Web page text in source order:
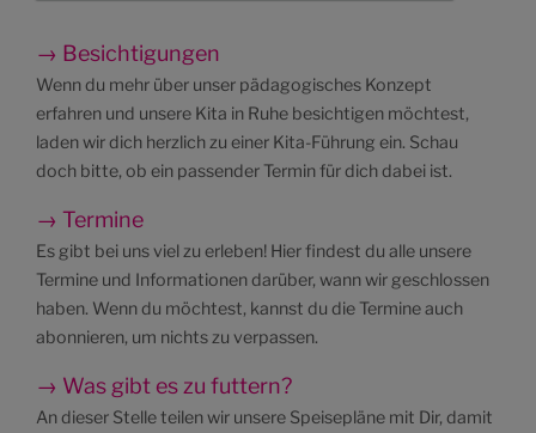
→ Besichtigungen
Wenn du mehr über unser pädagogisches Konzept
erfahren und unsere Kita in Ruhe besichtigen möchtest,
laden wir dich herzlich zu einer Kita-Führung ein. Schau
doch bitte, ob ein passender Termin für dich dabei ist.
→ Termine
Es gibt bei uns viel zu erleben! Hier findest du alle unsere
Termine und Informationen darüber, wann wir geschlossen
haben. Wenn du möchtest, kannst du die Termine auch
abonnieren, um nichts zu verpassen.
→ Was gibt es zu futtern?
An dieser Stelle teilen wir unsere Speisepläne mit Dir, damit